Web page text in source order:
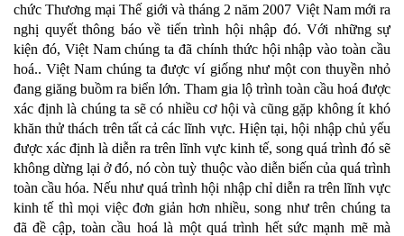
chức Thương mại Thế giới và tháng 2 năm 2007 Việt Nam mới ra
nghị quyết thông báo về tiến trình hội nhập đó. Với những sự
kiện đó, Việt Nam chúng ta đã chính thức hội nhập vào toàn cầu
hoá.. Việt Nam chúng ta được ví giống như một con thuyền nhỏ
đang giăng buồm ra biển lớn. Tham gia lộ trình toàn cầu hoá được
xác định là chúng ta sẽ có nhiều cơ hội và cũng gặp không ít khó
khăn thử thách trên tất cả các lĩnh vực. Hiện tại, hội nhập chủ yếu
được xác định là diễn ra trên lĩnh vực kinh tế, song quá trình đó sẽ
không dừng lại ở đó, nó còn tuỳ thuộc vào diễn biến của quá trình
toàn cầu hóa. Nếu như quá trình hội nhập chỉ diễn ra trên lĩnh vực
kinh tế thì mọi việc đơn giản hơn nhiều, song như trên chúng ta
đã đề cập, toàn cầu hoá là một quá trình hết sức mạnh mẽ mà